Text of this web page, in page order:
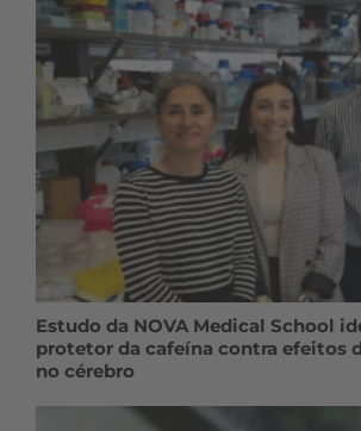
Estudo da NOVA Medical School
protetor da cafeína contra efeitos
no cérebro